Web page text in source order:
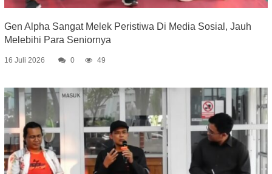
Gen Alpha Sangat Melek Peristiwa Di Media Sosial, Jauh
Melebihi Para Seniornya
16 Juli 2026 0 49